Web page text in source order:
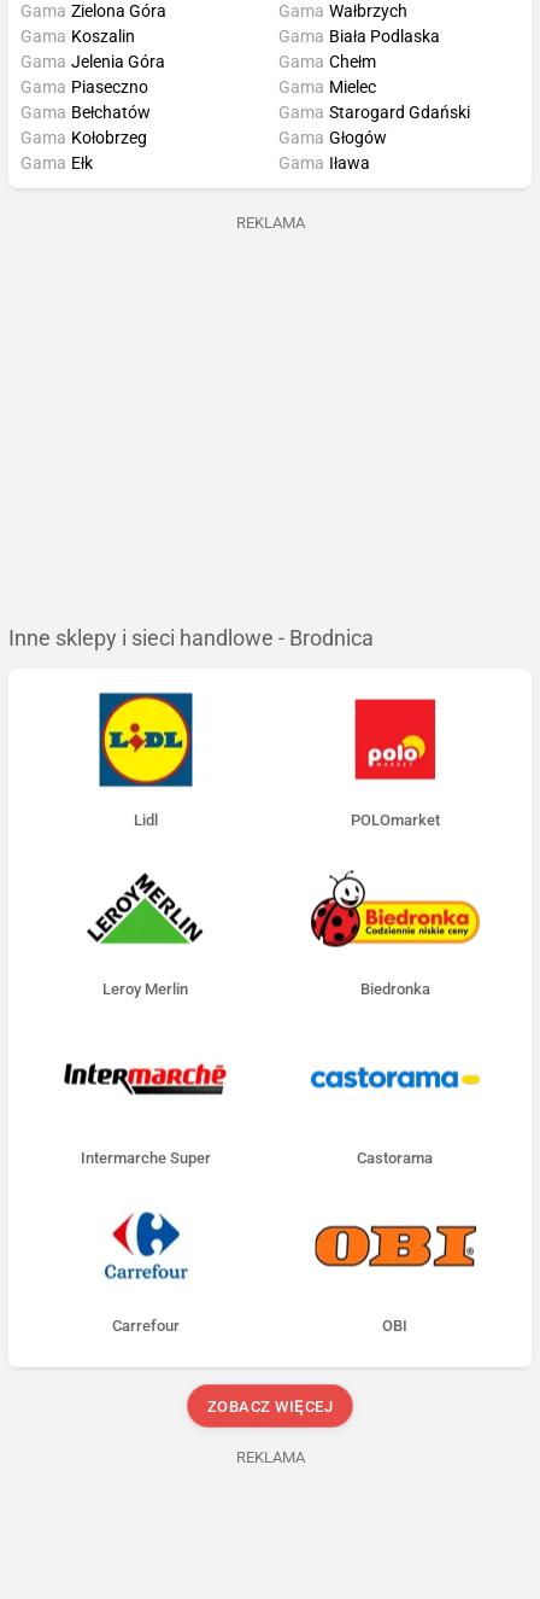
Gama Zielona Góra
Gama Koszalin
Gama Jelenia Góra
Gama Wałbrzych
Gama Biała Podlaska
Gama Chełm
Gama Piaseczno
Gama Bełchatów
Gama Kołobrzeg
Gama Ełk
Gama Mielec
Gama Starogard Gdański
Gama Głogów
Gama Iława
REKLAMA
Inne sklepy i sieci handlowe - Brodnica
Lidl POLOmarket
Leroy Merlin Biedronka
Intermarche Super Castorama
Carrefour OBI
ZOBACZ WIĘCEJ
REKLAMA